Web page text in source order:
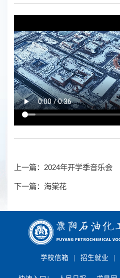
上一篇：2024年开学季音乐会
下一篇：海棠花
学校信箱 | 招生就业 |